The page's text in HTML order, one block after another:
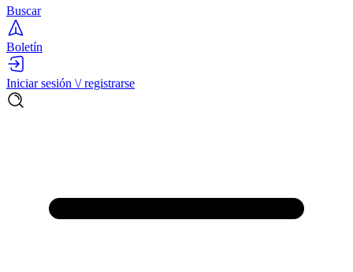
Buscar
Boletín
Iniciar sesión \/ registrarse